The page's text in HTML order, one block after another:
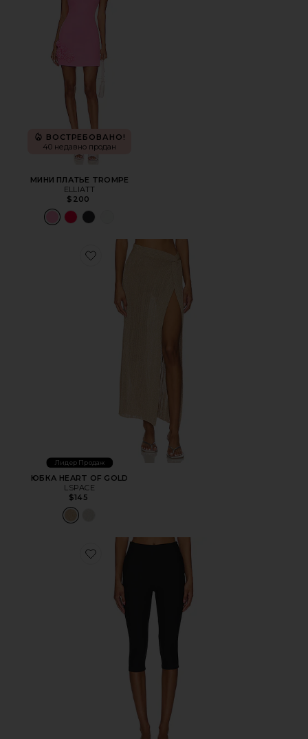
ВОСТРЕБОВАНО!
40 недавно продан
МИНИ ПЛАТЬЕ TROMPE
ELLIATT
$200
Favorite ЮБКА HEART OF GOLD
Лидер Продаж
ЮБКА HEART OF GOLD
LSPACE
$145
Favorite КАПРИ CHAYA